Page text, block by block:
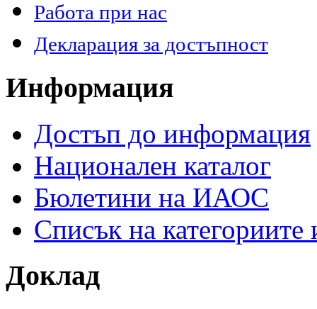
Работа при нас
Декларация за достъпност
Информация
Достъп до информация
Национален каталог
Бюлетини на ИАОС
Списък на
Доклад